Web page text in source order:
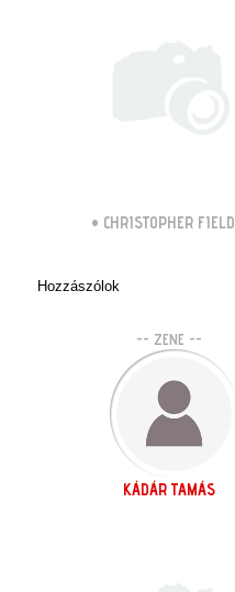
• CHRISTOPHER FIELD
Hozzászólok
-- ZENE --
KÁDÁR TAMÁS